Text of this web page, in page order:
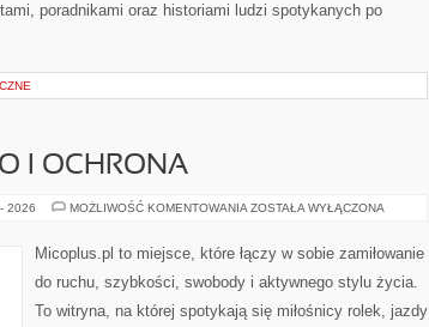
poradnikami oraz historiami ludzi spotykanych po
I OCHRONA
2026 MOŻLIWOŚĆ KOMENTOWANIA BEZPIECZEŃSTWO
ZOSTAŁA WYŁĄCZONA
Micoplus.pl to miejsce, które łączy w sobie zamiłowanie
do ruchu, szybkości, swobody i aktywnego stylu życia.
To witryna, na której spotykają się miłośnicy rolek, jazdy